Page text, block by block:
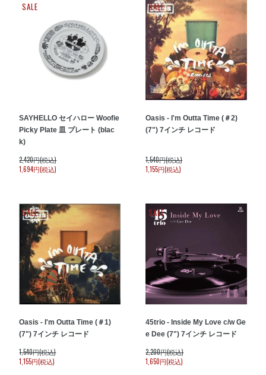
SALE
SAYHELLO セイハロー Woofie
Picky Plate 皿 プレート (blac
k)
2,420円(税込)
1,694円(税込)
SALE
Oasis - I'm Outta Time (＃2)
(7") 7インチ レコード
1,540円(税込)
1,155円(税込)
SALE
Oasis - I'm Outta Time (＃1)
(7") 7インチ レコード
1,540円(税込)
1,155円(税込)
SALE
45trio - Inside My Love c/w Ge
e Dee (7") 7インチ レコード
2,200円(税込)
1,650円(税込)